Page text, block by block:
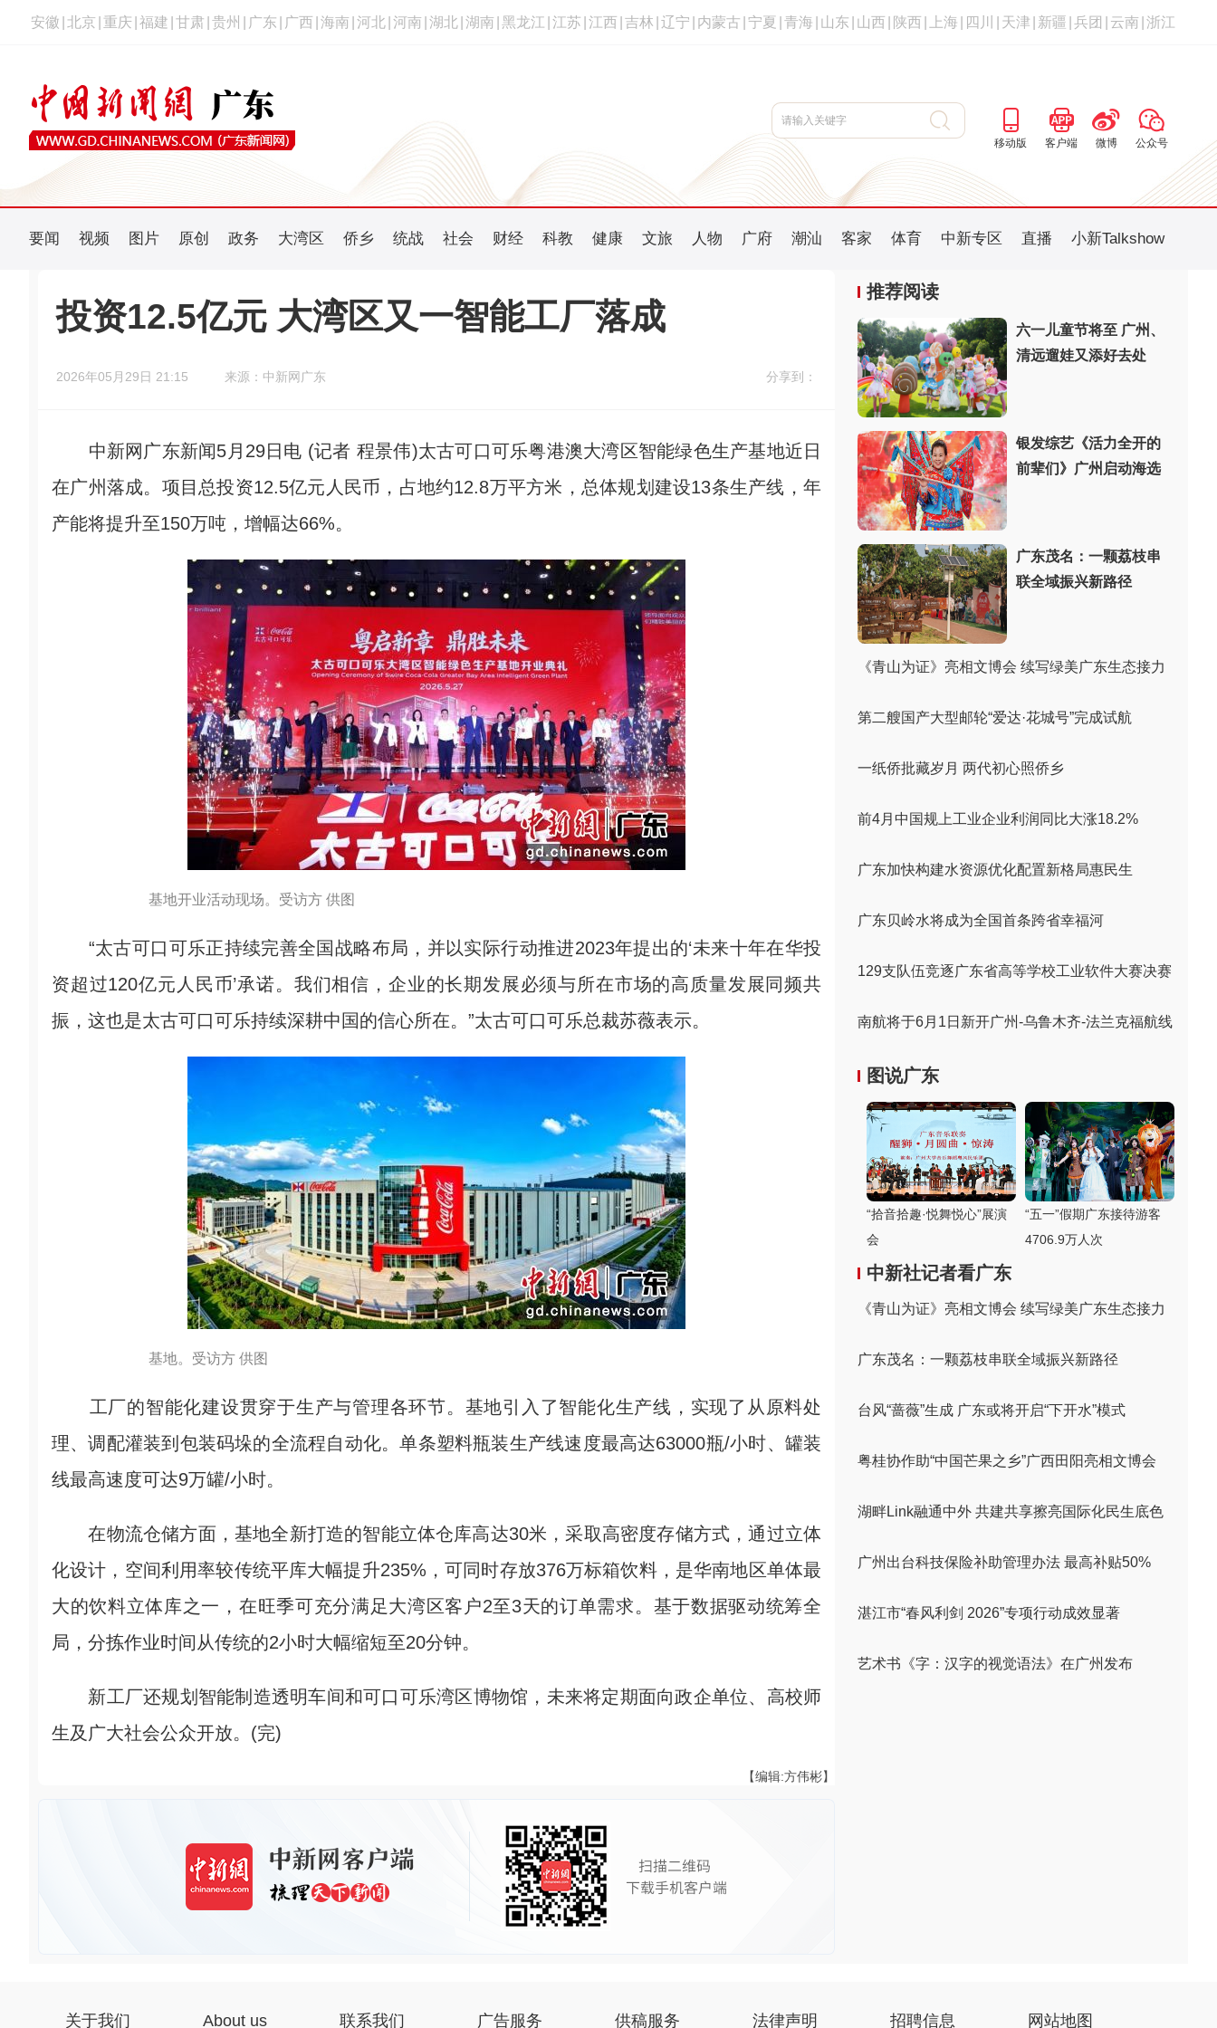
安徽 北京 重庆 福建 甘肃 贵州 广东 广西 海南 河北 河南 湖北 湖南 黑龙江 江苏 江西 吉林 辽宁 内蒙古 宁夏 青海 山东 山西 陕西 上海 四川 天津 新疆 兵团 云南 浙江
移动版 客户端 微博 公众号
要闻 视频 图片 原创 政务 大湾区 侨乡 统战 社会 财经 科教 健康 文旅 人物 广府 潮汕 客家 体育 中新专区 直播 小新Talkshow
投资12.5亿元 大湾区又一智能工厂落成
2026年05月29日 21:15 来源：中新网广东 分享到：
中新网广东新闻5月29日电 (记者 程景伟)太古可口可乐粤港澳大湾区智能绿色生产基地近日
在广州落成。项目总投资12.5亿元人民币，占地约12.8万平方米，总体规划建设13条生产线，年
产能将提升至150万吨，增幅达66%。
基地开业活动现场。受访方 供图
“太古可口可乐正持续完善全国战略布局，并以实际行动推进2023年提出的‘未来十年在华投
资超过120亿元人民币’承诺。我们相信，企业的长期发展必须与所在市场的高质量发展同频共
振，这也是太古可口可乐持续深耕中国的信心所在。”太古可口可乐总裁苏薇表示。
基地。受访方 供图
工厂的智能化建设贯穿于生产与管理各环节。基地引入了智能化生产线，实现了从原料处
理、调配灌装到包装码垛的全流程自动化。单条塑料瓶装生产线速度最高达63000瓶/小时、罐装
线最高速度可达9万罐/小时。
在物流仓储方面，基地全新打造的智能立体仓库高达30米，采取高密度存储方式，通过立体
化设计，空间利用率较传统平库大幅提升235%，可同时存放376万标箱饮料，是华南地区单体最
大的饮料立体库之一，在旺季可充分满足大湾区客户2至3天的订单需求。基于数据驱动统筹全
局，分拣作业时间从传统的2小时大幅缩短至20分钟。
新工厂还规划智能制造透明车间和可口可乐湾区博物馆，未来将定期面向政企单位、高校师
生及广大社会公众开放。(完)
【编辑:方伟彬】
推荐阅读
六一儿童节将至 广州、
清远遛娃又添好去处
银发综艺《活力全开的
前辈们》广州启动海选
广东茂名：一颗荔枝串
联全域振兴新路径
《青山为证》亮相文博会 续写绿美广东生态接力
第二艘国产大型邮轮“爱达·花城号”完成试航
一纸侨批藏岁月 两代初心照侨乡
前4月中国规上工业企业利润同比大涨18.2%
广东加快构建水资源优化配置新格局惠民生
广东贝岭水将成为全国首条跨省幸福河
129支队伍竞逐广东省高等学校工业软件大赛决赛
南航将于6月1日新开广州-乌鲁木齐-法兰克福航线
图说广东
“拾音拾趣·悦舞悦心”展演
会
“五一”假期广东接待游客
4706.9万人次
中新社记者看广东
《青山为证》亮相文博会 续写绿美广东生态接力
广东茂名：一颗荔枝串联全域振兴新路径
台风“蔷薇”生成 广东或将开启“下开水”模式
粤桂协作助“中国芒果之乡”广西田阳亮相文博会
湖畔Link融通中外 共建共享擦亮国际化民生底色
广州出台科技保险补助管理办法 最高补贴50%
湛江市“春风利剑 2026”专项行动成效显著
艺术书《字：汉字的视觉语法》在广州发布
关于我们 About us 联系我们 广告服务 供稿服务 法律声明 招聘信息 网站地图